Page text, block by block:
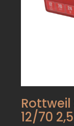
Rottweil
12/70